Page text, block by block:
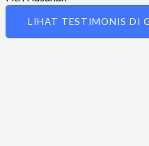
Owner Service Rolling Door
LIHAT TESTIMONIS DI